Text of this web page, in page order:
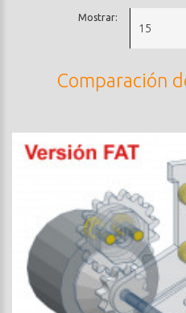
Mostrar:
15
Comparación